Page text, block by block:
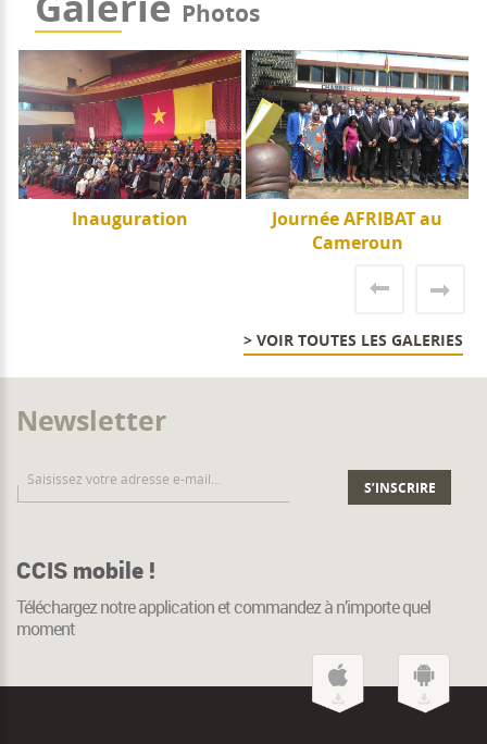
Photos
Inauguration
Journée AFRIBAT au
Cameroun
> VOIR TOUTES LES GALERIES
Newsletter
CCIS mobile !
Téléchargez notre application et commandez à n’importe quel
moment